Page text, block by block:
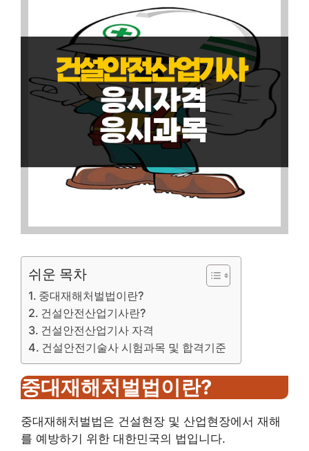
쉬운 목차
중대재해처벌법이란?
건설안전산업기사란?
건설안전산업기사 자격
건설안전기술사 시험과목 및 합격기준
중대재해처벌법이란?
중대재해처벌법은 건설현장 및 산업현장에서 재해
를 예방하기 위한 대한민국의 법입니다.